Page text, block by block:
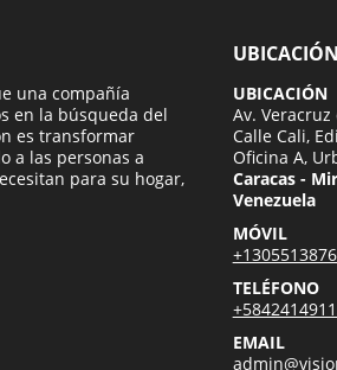
una compañía
en la búsqueda del
es transformar
a las personas a
para su hogar,
UBICACIÓN
Av.
Calle Cali,
Oficina A,
Caracas -
Venezuela
MÓVIL
TELÉFONO
EMAIL